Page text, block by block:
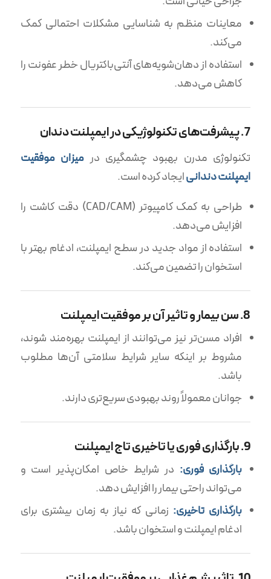
معاینات منظم به شناسایی مشکلات احتمالی کمک
می‌کند.
استفاده از دهان‌شویه‌های آنتی‌باکتریال خطر عفونت را
کاهش می‌دهد.
7. پیشرفت‌های تکنولوژیکی در ایمپلنت دندان
تکنولوژی مدرن بهبود چشمگیری در میزان موفقیت
ایمپلنت دندانیایجاد کرده است.
طراحی به کمک کامپیوتر (CAD/CAM) دقت کاشت را
افزایش می‌دهد.
استفاده از مواد جدید در سطح ایمپلنت، ادغام بهتر با
استخوان را تضمین می‌کند.
8. سن بیمار و تاثیر آن بر موفقیت ایمپلنت
افراد مسن‌تر نیز می‌توانند از ایمپلنت بهره‌مند شوند،
مشروط بر اینکه سایر شرایط سلامتی آن‌ها مطلوب
باشد.
جوانان معمولاً روند بهبودی سریع‌تری دارند.
9. بارگذاری فوری یا تاخیری تاج ایمپلنت
بارگذاری فوری: در شرایط خاص امکان‌پذیر است و
می‌تواند راحتی بیمار را افزایش دهد.
بارگذاری تاخیری: زمانی که نیاز به زمان بیشتری برای
ادغام ایمپلنت و استخوان باشد.